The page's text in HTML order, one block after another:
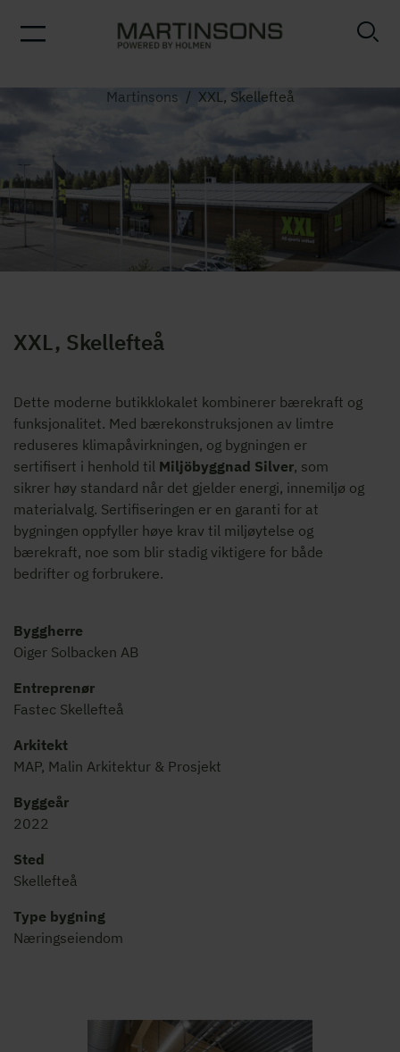
Martinsons / XXL, Skellefteå
XXL, Skellefteå
Dette moderne butikklokalet kombinerer bærekraft og
funksjonalitet. Med bærekonstruksjonen av limtre
reduseres klimapåvirkningen, og bygningen er
sertifisert i henhold til Miljöbyggnad Silver, som
sikrer høy standard når det gjelder energi, innemiljø og
materialvalg. Sertifiseringen er en garanti for at
bygningen oppfyller høye krav til miljøytelse og
bærekraft, noe som blir stadig viktigere for både
bedrifter og forbrukere.
Byggherre
Oiger Solbacken AB
Entreprenør
Fastec Skellefteå
Arkitekt
MAP, Malin Arkitektur & Prosjekt
Byggeår
2022
Sted
Skellefteå
Type bygning
Næringseiendom